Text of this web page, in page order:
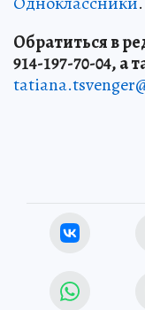
Обратиться в
914-197-70-04, а